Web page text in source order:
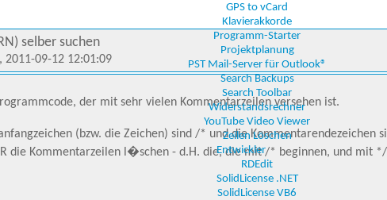
GPS to vCard
Klavierakkorde
Programm-Starter
Projektplanung
PST Mail-Server für Outlook®
Search Backups
Search Toolbar
Widerstandsrechner
YouTube Video Viewer
Zeilen Löschen
Entwickler
RDEdit
SolidLicense .NET
SolidLicense VB6
selber suchen
, 2011-09-12 12:01:09
der mit sehr vielen Kommentarzeilen versehen ist.
(bzw. die Zeichen) sind /* und die Kommentarendezeichen
die Kommentarzeilen l�schen - d.H. die, die mit /* beginnen, und mit